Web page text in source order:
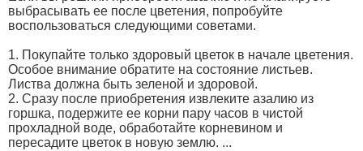
выбрасывать ее после цветения, попробуйте
воспользоваться следующими советами.
1. Покупайте только здоровый цветок в начале цветения.
Особое внимание обратите на состояние листьев.
Листва должна быть зеленой и здоровой.
2. Сразу после приобретения извлеките азалию из
горшка, подержите ее корни пару часов в чистой
прохладной воде, обработайте корневином и
пересадите цветок в новую землю. ...